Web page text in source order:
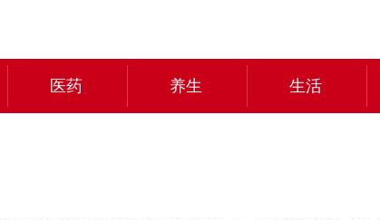
医药 养生 生活